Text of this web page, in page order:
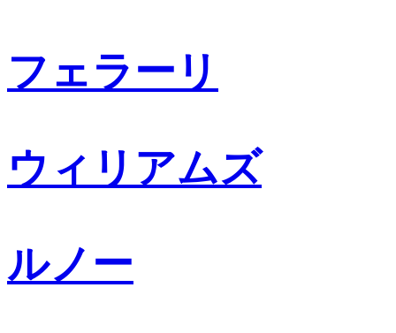
フェラーリ
ウィリアムズ
ルノー